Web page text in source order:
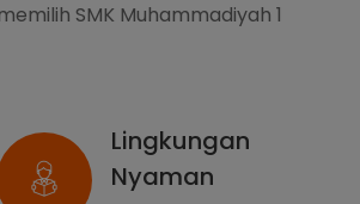
SMK Muhammadiyah 1
Lingkungan
Nyaman